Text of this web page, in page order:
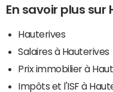
En savoir plus sur
Hauterives
Salaires à Hauterives
Prix immobilier à
Impôts et l'ISF à